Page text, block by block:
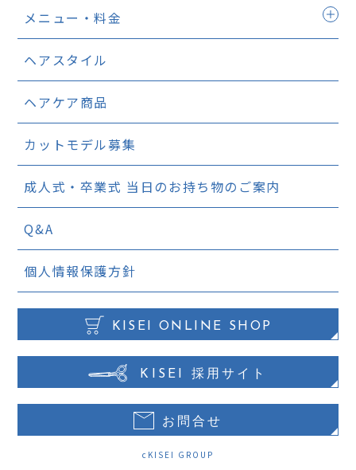
メニュー・料金
ヘアスタイル
ヘアケア商品
カットモデル募集
成人式・卒業式 当日のお持ち物のご案内
Q&A
個人情報保護方針
KISEI ONLINE SHOP
KISEI 採用サイト
お問合せ
cKISEI GROUP